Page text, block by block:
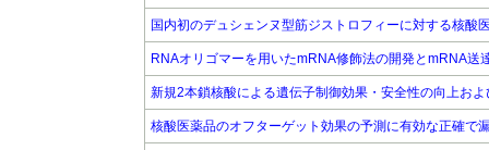
国内初のデュシェンヌ型筋ジストロフィーに対する核酸
RNAオリゴマーを用いたmRNA修飾法の開発とmRNA送
新規2本鎖核酸による遺伝子制御効果・安全性の向上お
核酸医薬品のオフターゲット効果の予測に有効な正確で